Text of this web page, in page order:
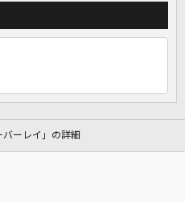
バーレイ」の詳細